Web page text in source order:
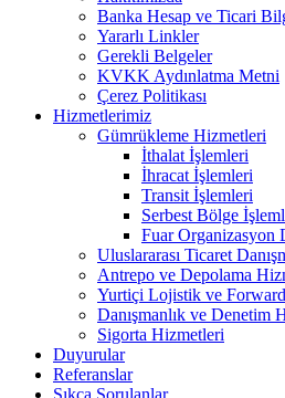
Banka Hesap ve Ticari
Yararlı Linkler
Gerekli Belgeler
KVKK Aydınlatma Metni
Çerez Politikası
Hizmetlerimiz
Gümrükleme Hizmetleri
İthalat İşlemleri
İhracat İşlemleri
Transit İşlemleri
Serbest Bölge
Fuar Organizasyon
Uluslararası Ticaret
Antrepo ve Depolama
Yurtiçi Lojistik ve
Danışmanlık ve Denetim
Sigorta Hizmetleri
Duyurular
Referanslar
Sıkça Sorulanlar